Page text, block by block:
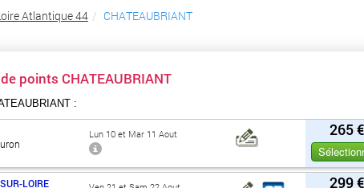
Atlantique 44 CHATEAUBRIANT
points CHATEAUBRIANT
:
265 €
Lun 10 et Mar 11 Aout
299 €
LOIRE